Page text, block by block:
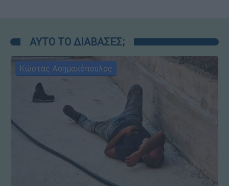
ΑΥΤΟ ΤΟ ΔΙΑΒΑΣΕΣ;
Κώστας Ασημακόπουλος